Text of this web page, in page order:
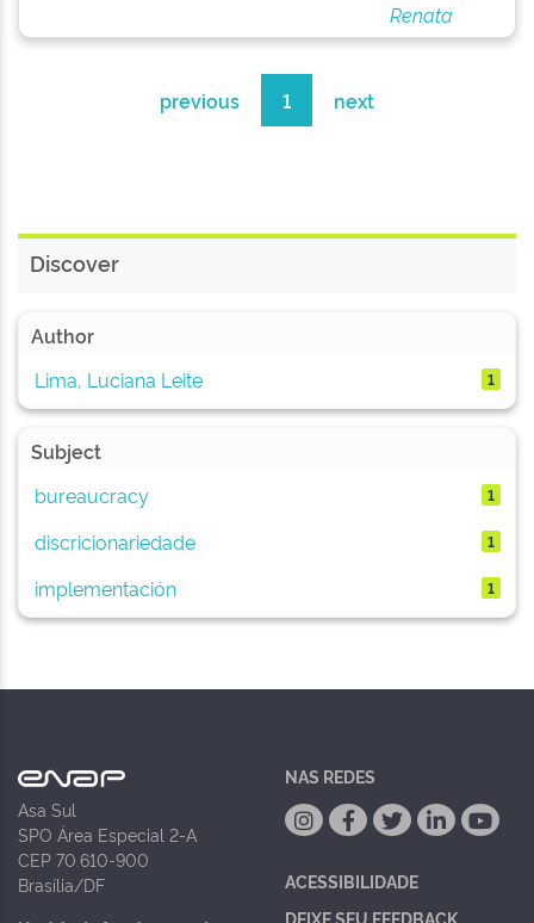
Renata
previous 1 next
Discover
Author
Lima, Luciana Leite
1
Subject
bureaucracy
1
discricionariedade 1
implementación 1
Asa Sul
SPO Área Especial 2-A
CEP 70.610-900
Brasília/DF
NAS REDES
ACESSIBILIDADE
DEIXE SEU FEEDBACK